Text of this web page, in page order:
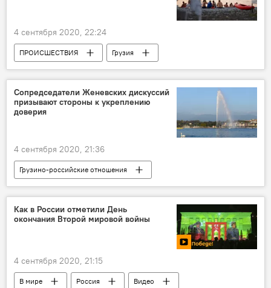
4 сентября 2020, 22:24
ПРОИСШЕСТВИЯ
Грузия
НОВОСТИ
Сопредседатели Женевских дискуссий
призывают стороны к укреплению
доверия
4 сентября 2020, 21:36
Грузино-российские отношения
ПОЛИТИКА
Грузия НОВОСТИ
Как в России отметили День
окончания Второй мировой войны
4 сентября 2020, 21:15
В мире Россия
Видео